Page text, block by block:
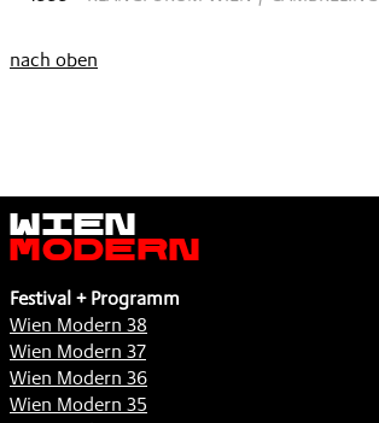
nach oben
Wien
Modern
Festival + Programm
Wien Modern 38
Wien Modern 37
Wien Modern 36
Wien Modern 35